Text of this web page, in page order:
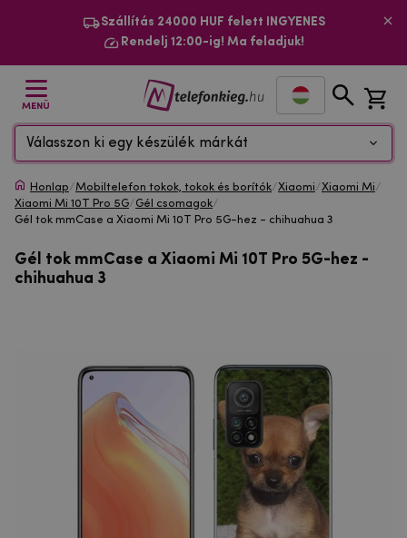
Szállítás 24000 HUF felett INGYENES
Rendelj 12:00-ig! Ma feladjuk!
MENÜ
Válasszon ki egy készülék márkát
Honlap/Mobiltelefon tokok, tokok és borítók/Xiaomi/Xiaomi Mi/
Xiaomi Mi 10T Pro 5G/Gél csomagok/
Gél tok mmCase a Xiaomi Mi 10T Pro 5G-hez - chihuahua 3
Gél tok mmCase a Xiaomi Mi 10T Pro 5G-hez -
chihuahua 3